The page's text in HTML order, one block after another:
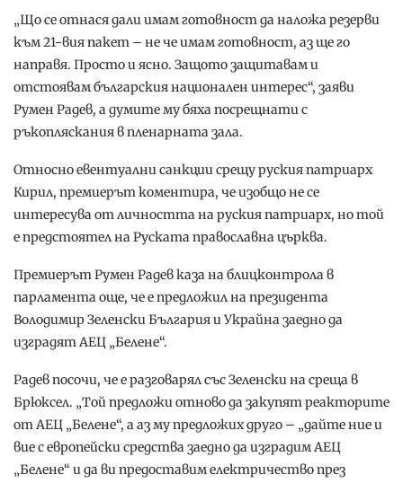
„Що се отнася дали имам готовност да наложа резерви
към 21-вия пакет – не че имам готовност, аз ще го
направя. Просто и ясно. Защото защитавам и
отстоявам българския национален интерес“, заяви
Румен Радев, а думите му бяха посрещнати с
ръкопляскания в пленарната зала.
Относно евентуални санкции срещу руския патриарх
Кирил, премиерът коментира, че изобщо не се
интересува от личността на руския патриарх, но той
е предстоятел на Руската православна църква.
Премиерът Румен Радев каза на блицконтрола в
парламента още, че е предложил на президента
Володимир Зеленски България и Украйна заедно да
изградят АЕЦ „Белене“.
Радев посочи, че е разговарял със Зеленски на среща в
Брюксел. „Той предложи отново да закупят реакторите
от АЕЦ „Белене“, а аз му предложих друго – „дайте ние и
вие с европейски средства заедно да изградим АЕЦ
„Белене“ и да ви предоставим електричество през